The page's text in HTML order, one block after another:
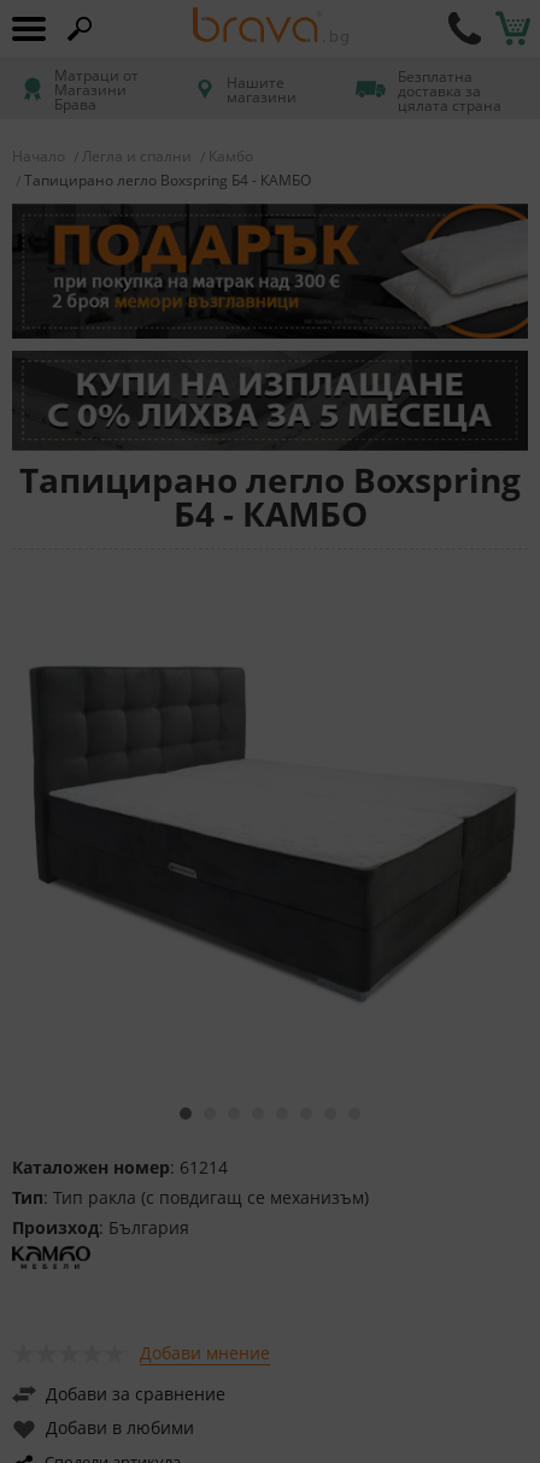
Матраци от
Магазини
Брава
Нашите
магазини
Безплатна
доставка за
цялата страна
Начало Легла и спални
Камбо
Тапицирано легло Boxspring Б4 - КАМБО
Тапицирано легло Boxspring
Б4 - КАМБО
Каталожен номер: 61214
Тип: Тип ракла (с повдигащ се механизъм)
Произход: България
Добави мнение
Добави за сравнение
Добави в любими